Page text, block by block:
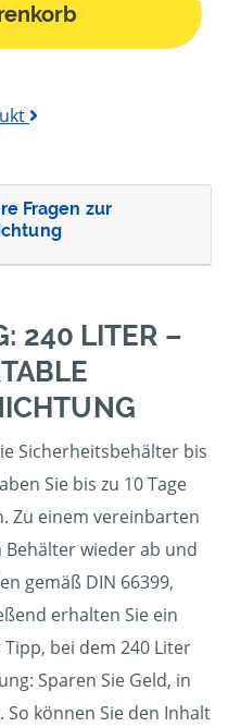
Fragen zur
240 LITER –
Sicherheitsbehälter bis
Sie bis zu 10 Tage
Zu einem vereinbarten
wieder ab und
gemäß DIN 66399,
erhalten Sie ein
bei dem 240 Liter
Sparen Sie Geld, in
können Sie den Inhalt